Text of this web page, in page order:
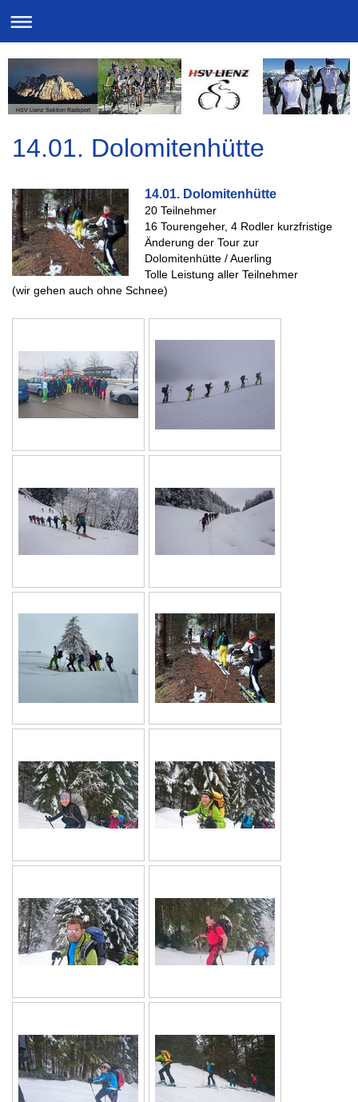
HSV Lienz Sektion Radsport
14.01. Dolomitenhütte
14.01. Dolomitenhütte
20 Teilnehmer
16 Tourengeher, 4 Rodler kurzfristige
Änderung der Tour zur
Dolomitenhütte / Auerling
Tolle Leistung aller Teilnehmer
(wir gehen auch ohne Schnee)